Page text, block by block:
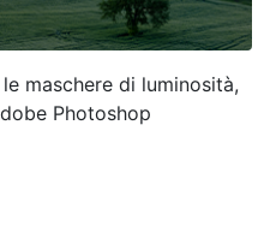
maschere di luminosità,
Photoshop